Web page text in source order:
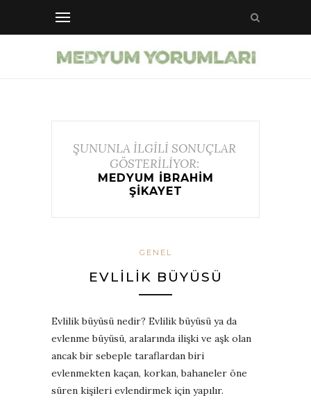
ŞUNUNLA İLGİLİ SONUÇLAR
GÖSTERİLİYOR:
MEDYUM IBRAHIM
ŞIKAYET
GENEL
EVLILIK BÜYÜSÜ
Evlilik büyüsü nedir? Evlilik büyüsü ya da
evlenme büyüsü, aralarında ilişki ve aşk olan
ancak bir sebeple taraflardan biri
evlenmekten kaçan, korkan, bahaneler öne
süren kişileri evlendirmek için yapılır.